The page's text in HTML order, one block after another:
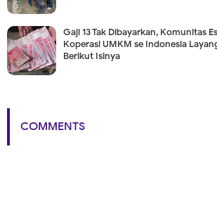
Gaji 13 Tak Dibayarkan, Komunitas
Koperasi UMKM se Indonesia
Berikut Isinya
COMMENTS